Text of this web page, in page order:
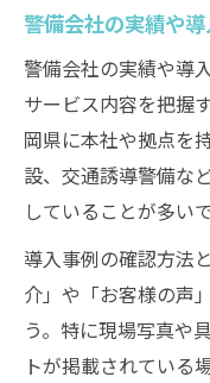
警備会社の実績や
警備会社の実績や導
サービス内容を把握
岡県に本社や拠点を
設、交通誘導警備な
していることが多いで
導入事例の確認方法
介」や「お客様の声
う。特に現場写真や
トが掲載されている